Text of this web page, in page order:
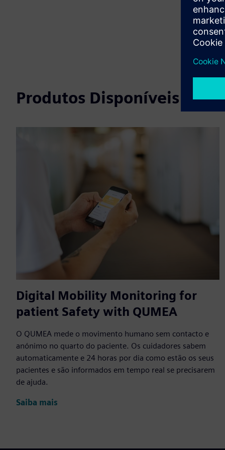
Produtos Disponíveis
Digital Mobility Monitoring for
patient Safety with QUMEA
O QUMEA mede o movimento humano sem contacto e
anónimo no quarto do paciente. Os cuidadores sabem
automaticamente e 24 horas por dia como estão os seus
pacientes e são informados em tempo real se precisarem
de ajuda.
Saiba mais